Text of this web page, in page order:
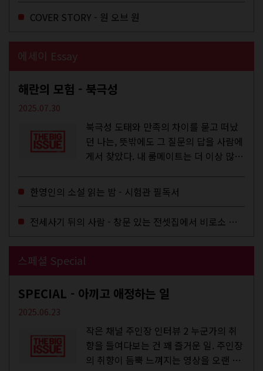
COVER STORY - 원 오브 원
에세이 Essay
해란의 모험 - 북극성
2025.07.30
북극성 도태와 만족의 차이를 묻고 떠났
던 나는, 뜻밖에도 그 질문의 답을 사람에
게서 찾았다. 내 룸메이트는 더 이상 많은
한영인의 소설 읽는 밤 - 시험관 필독서
전세사기 뒤의 사람 - 창문 있는 전셋집에서 비로소 겨울 이불을 샀다
스페셜 Special
SPECIAL - 아끼고 애정하는 일
2025.06.23
작은 채널 주인장 인터뷰 2 누군가의 취
향을 들여다보는 건 꽤 즐거운 일. 주인장
의 취향이 듬뿍 느껴지는 영상을 오랜 시